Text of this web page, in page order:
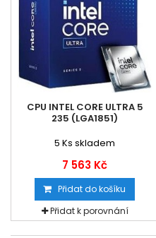
CPU INTEL CORE ULTRA 5
235 (LGA1851)
5 Ks skladem
7 563 Kč
Přidat do košíku
Přidat k porovnání